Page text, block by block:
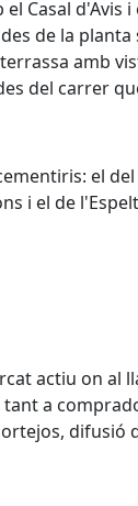
Casal d'Avis
de la
amb
del carrer
el
i el de
actiu on
a
difusió